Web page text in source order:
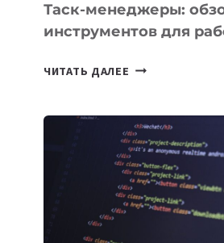
Таск-менеджеры:
инструментов для
ЧИТАТЬ ДАЛЕЕ ТАСК-
ПОЛЕЗНЫХ
ИНСТРУМЕНТОВ
ДЛЯ
РАБОТЫ